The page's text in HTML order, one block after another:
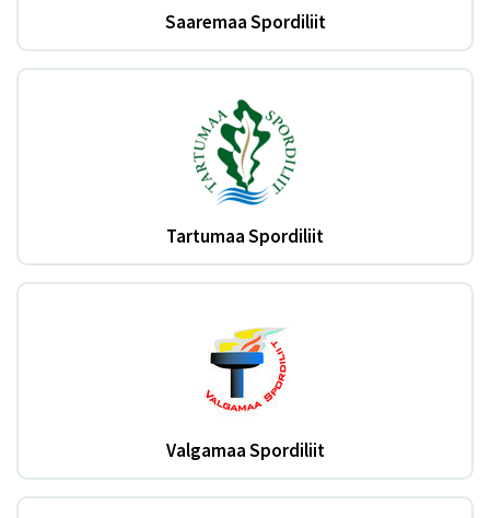
Saaremaa Spordiliit
Tartumaa Spordiliit
Valgamaa Spordiliit